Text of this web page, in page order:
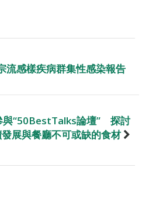
流感樣疾病群集性感染報告
與“50BestTalks論壇” 探討
展與餐廳不可或缺的食材